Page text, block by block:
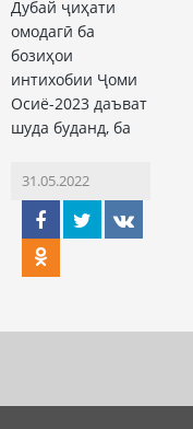
Дубай ҷиҳати
омодагӣ ба
бозиҳои
интихобии Ҷоми
Осиё-2023 даъват
шуда буданд, ба
31.05.2022